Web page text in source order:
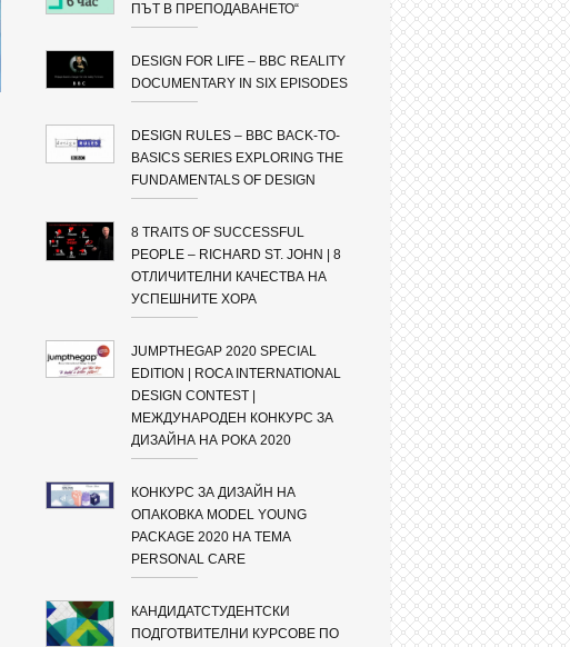
ПЪТ В ПРЕПОДАВАНЕТО“
DESIGN FOR LIFE – BBC REALITY
DOCUMENTARY IN SIX EPISODES
DESIGN RULES – BBC BACK-TO-
BASICS SERIES EXPLORING THE
FUNDAMENTALS OF DESIGN
8 TRAITS OF SUCCESSFUL
PEOPLE – RICHARD ST. JOHN | 8
ОТЛИЧИТЕЛНИ КАЧЕСТВА НА
УСПЕШНИТЕ ХОРА
JUMPTHEGAP 2020 SPECIAL
EDITION | ROCA INTERNATIONAL
DESIGN CONTEST |
МЕЖДУНАРОДЕН КОНКУРС ЗА
ДИЗАЙНА НА РОКА 2020
КОНКУРС ЗА ДИЗАЙН НА
ОПАКОВКА MODEL YOUNG
PACKAGE 2020 НА ТЕМА
PERSONAL CARE
КАНДИДАТСТУДЕНТСКИ
ПОДГОТВИТЕЛНИ КУРСОВЕ ПО